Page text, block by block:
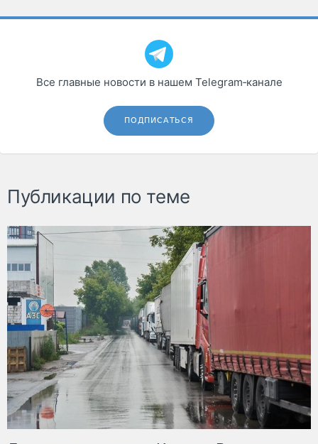
Все главные новости в нашем Telegram‑канале
ПОДПИСАТЬСЯ
Публикации по теме